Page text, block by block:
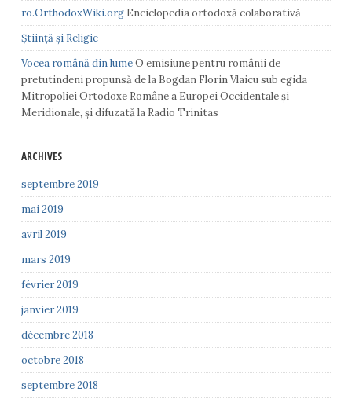
ro.OrthodoxWiki.orgEnciclopedia ortodoxă colaborativă
Știință și Religie
Vocea română din lumeO emisiune pentru românii de
pretutindeni propunsă de la Bogdan Florin Vlaicu sub egida
Mitropoliei Ortodoxe Române a Europei Occidentale și
Meridionale, și difuzată la Radio Trinitas
ARCHIVES
septembre 2019
mai 2019
avril 2019
mars 2019
février 2019
janvier 2019
décembre 2018
octobre 2018
septembre 2018